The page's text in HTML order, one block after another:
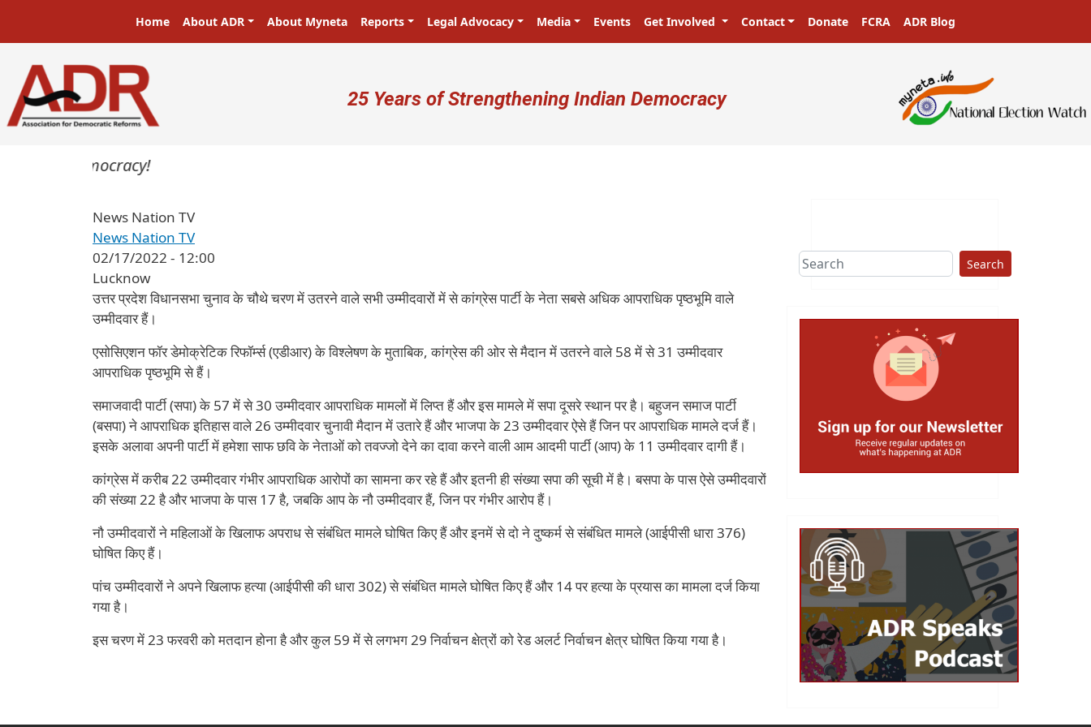
Main navigation
Home About ADR About Myneta Reports Legal Advocacy Media Events Get Involved Contact Donate FCRA ADR Blog
User account menu
25 Years of Strengthening Indian Democracy
in a democracy!
News Nation TV
News Nation TV
02/17/2022 - 12:00
Lucknow
उत्तर प्रदेश विधानसभा चुनाव के चौथे चरण में उतरने वाले सभी उम्मीदवारों में से कांग्रेस पार्टी के नेता सबसे अधिक आपराधिक पृष्ठभूमि वाले
उम्मीदवार हैं।
एसोसिएशन फॉर डेमोक्रेटिक रिफॉर्म्स (एडीआर) के विश्लेषण के मुताबिक, कांग्रेस की ओर से मैदान में उतरने वाले 58 में से 31 उम्मीदवार
आपराधिक पृष्ठभूमि से हैं।
समाजवादी पार्टी (सपा) के 57 में से 30 उम्मीदवार आपराधिक मामलों में लिप्त हैं और इस मामले में सपा दूसरे स्थान पर है। बहुजन समाज पार्टी
(बसपा) ने आपराधिक इतिहास वाले 26 उम्मीदवार चुनावी मैदान में उतारे हैं और भाजपा के 23 उम्मीदवार ऐसे हैं जिन पर आपराधिक मामले दर्ज हैं।
इसके अलावा अपनी पार्टी में हमेशा साफ छवि के नेताओं को तवज्जो देने का दावा करने वाली आम आदमी पार्टी (आप) के 11 उम्मीदवार दागी हैं।
कांग्रेस में करीब 22 उम्मीदवार गंभीर आपराधिक आरोपों का सामना कर रहे हैं और इतनी ही संख्या सपा की सूची में है। बसपा के पास ऐसे उम्मीदवारों
की संख्या 22 है और भाजपा के पास 17 है, जबकि आप के नौ उम्मीदवार हैं, जिन पर गंभीर आरोप हैं।
नौ उम्मीदवारों ने महिलाओं के खिलाफ अपराध से संबंधित मामले घोषित किए हैं और इनमें से दो ने दुष्कर्म से संबंधित मामले (आईपीसी धारा 376)
घोषित किए हैं।
पांच उम्मीदवारों ने अपने खिलाफ हत्या (आईपीसी की धारा 302) से संबंधित मामले घोषित किए हैं और 14 पर हत्या के प्रयास का मामला दर्ज किया
गया है।
इस चरण में 23 फरवरी को मतदान होना है और कुल 59 में से लगभग 29 निर्वाचन क्षेत्रों को रेड अलर्ट निर्वाचन क्षेत्र घोषित किया गया है।
Search